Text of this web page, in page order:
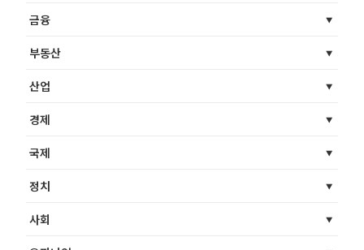
금융
부동산
산업
경제
국제
정치
사회